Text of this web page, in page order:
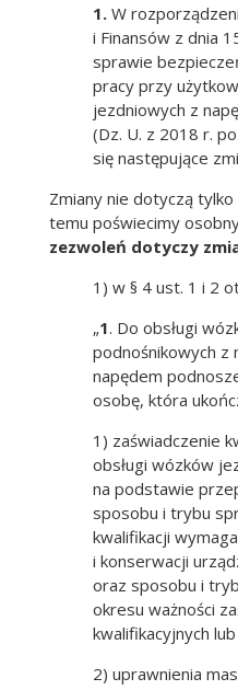
1.W
i Finansów z dnia
sprawie
pracy przy
jezdniowych z
(Dz. U. z 2018 r.
się następujące
Zmiany nie dotyczą
temu poświecimy
zezwoleń dotyczy
1) w § 4 ust. 1 i 2
„1. Do obsługi
podnośnikowych z
napędem
osobę, która
1) zaświadczenie
obsługi wózków
na podstawie
sposobu i trybu
kwalifikacji
i konserwacji
oraz sposobu i
okresu ważności
kwalifikacyjnych lub
2) uprawnienia